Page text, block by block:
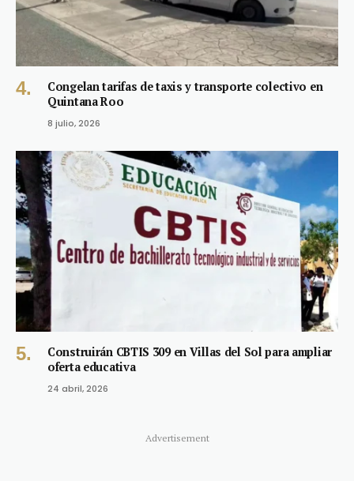
Congelan tarifas de taxis y transporte colectivo en
Quintana Roo
8 julio, 2026
Construirán CBTIS 309 en Villas del Sol para ampliar
oferta educativa
24 abril, 2026
Advertisement